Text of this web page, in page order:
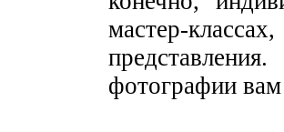
мастер-
фотографии